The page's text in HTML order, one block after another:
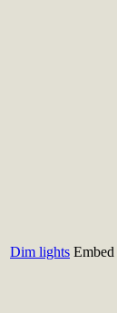
Dim lights Embed